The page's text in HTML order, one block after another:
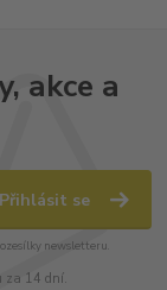
akce a
Přihlásit se
newsletteru.
za 14 dní.